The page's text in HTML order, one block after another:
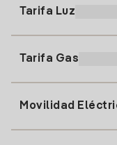
91 919 52 73
Alta Gas
Tarifa Luz
Tarifa Gas
Movilidad